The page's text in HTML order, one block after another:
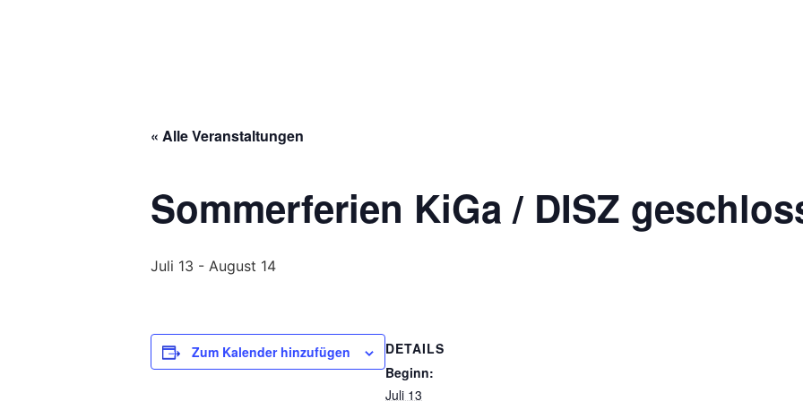
« Alle Veranstaltungen
Sommerferien KiGa / DISZ
Juli 13 - August 14
Zum Kalender hinzufügen
DETAILS
Beginn:
Juli 13